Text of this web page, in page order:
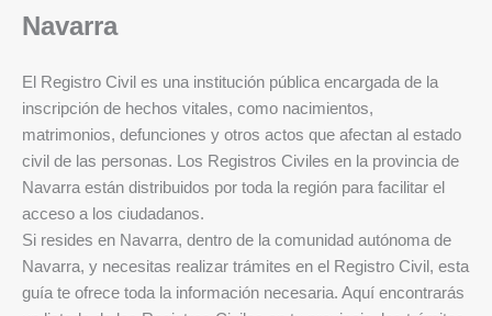
Navarra
El Registro Civil es una institución pública encargada de la
inscripción de hechos vitales, como nacimientos,
matrimonios, defunciones y otros actos que afectan al estado
civil de las personas. Los Registros Civiles en la provincia de
Navarra están distribuidos por toda la región para facilitar el
acceso a los ciudadanos.
Si resides en Navarra, dentro de la comunidad autónoma de
Navarra, y necesitas realizar trámites en el Registro Civil, esta
guía te ofrece toda la información necesaria. Aquí encontrarás